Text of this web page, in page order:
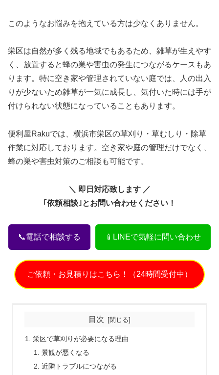
このようなお悩みを抱えている方は少なくありません。
栄区は自然が多く残る地域でもあるため、雑草が生えやす
く、放置すると蜂の巣や害虫の発生につながるケースもあ
ります。特に空き家や管理されていない庭では、人の出入
りが少ないため雑草が一気に成長し、気付いた時には手が
付けられない状態になっていることもあります。
便利屋Rakuでは、横浜市栄区の草刈り・草むしり・除草
作業に対応しております。空き家や庭の管理だけでなく、
蜂の巣や害虫対策のご相談も可能です。
＼ 即日対応致します ／
｢依頼相談｣とお問い合わせください！
📞電話で相談する 📱LINEで気軽に問い合わせ
ご依頼・お見積りはこちら！（24時間受付中）
目次
栄区で草刈りが必要になる理由
景観が悪くなる
近隣トラブルにつながる